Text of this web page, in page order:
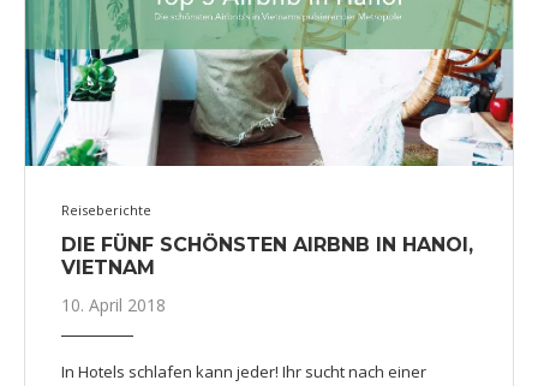
Reiseberichte
DIE FÜNF SCHÖNSTEN AIRBNB IN HANOI,
VIETNAM
10. April 2018
In Hotels schlafen kann jeder! Ihr sucht nach einer